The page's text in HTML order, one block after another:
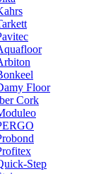
Floor
Cork
Step